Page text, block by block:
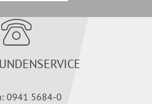
0941 5684-0